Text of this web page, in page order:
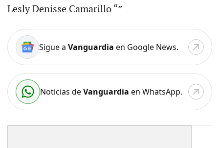
Lesly Denisse Camarillo “”
Sigue a Vanguardia en Google News.
Noticias deVanguardia en WhatsApp.